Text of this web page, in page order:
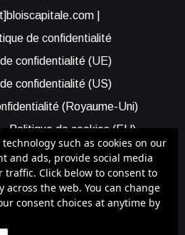
|
de confidentialité
confidentialité (UE)
confidentialité (US)
(Royaume-Uni)
Politique de cookies (EU)
Cookie Policy (US)
Participer à Blois Capitale
d’une assistance
such as cookies on our
and ads, provide social media
traffic. Click below to consent to
the web. You can change
consent choices at anytime by